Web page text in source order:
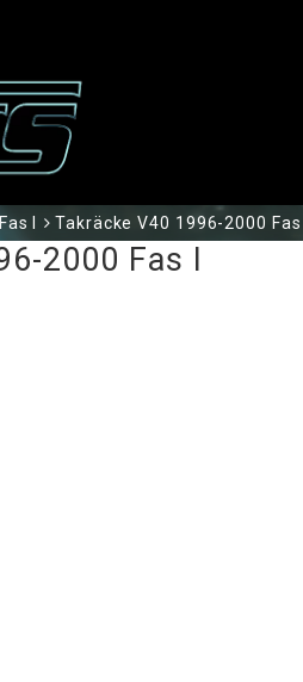
I Takräcke V40 1996-2000 Fas I
2000 Fas I